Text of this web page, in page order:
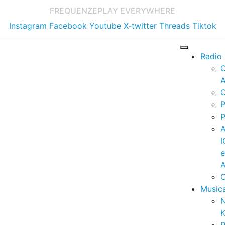
FREQUENZEPLAY EVERYWHERE
Instagram Facebook Youtube X-twitter Threads Tiktok
Radio
e